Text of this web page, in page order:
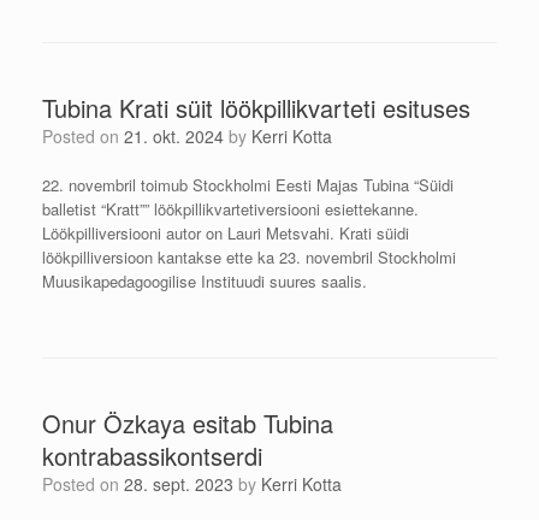
Tubina Krati süit löökpillikvarteti esituses
Posted on 21. okt. 2024 by Kerri Kotta
22. novembril toimub Stockholmi Eesti Majas Tubina “Süidi
balletist “Kratt”” löökpillikvartetiversiooni esiettekanne.
Löökpilliversiooni autor on Lauri Metsvahi. Krati süidi
löökpilliversioon kantakse ette ka 23. novembril Stockholmi
Muusikapedagoogilise Instituudi suures saalis.
Onur Özkaya esitab Tubina
kontrabassikontserdi
Posted on 28. sept. 2023 by Kerri Kotta